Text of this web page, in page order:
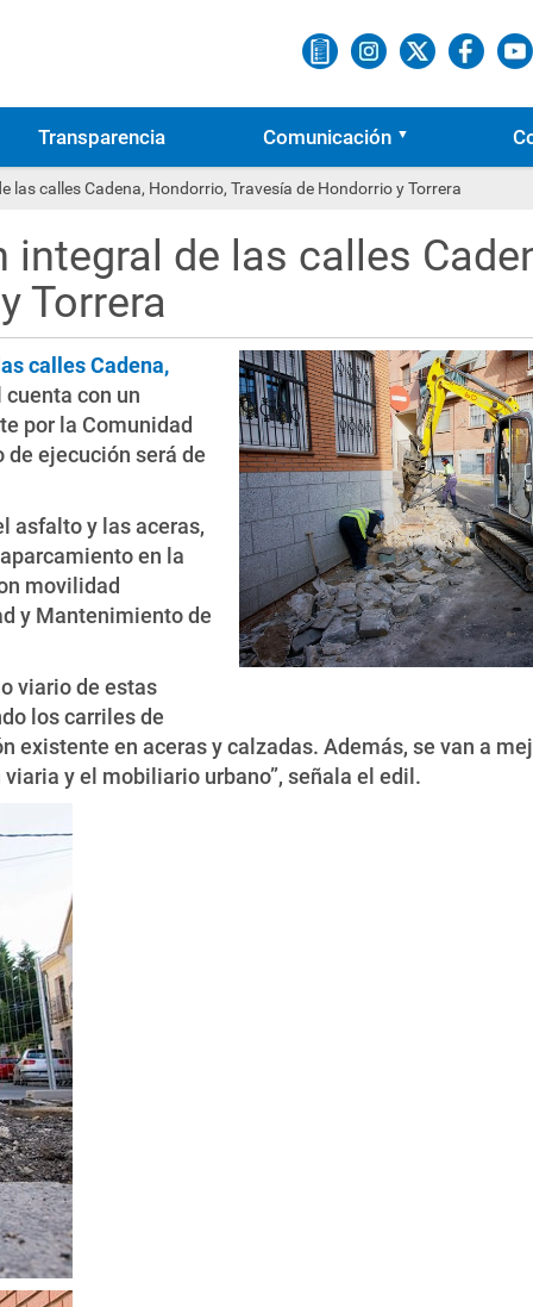
Transparencia Comunicación
las calles Cadena, Hondorrio, Travesía de Hondorrio y Torrera
de las calles
Torrera
calles Cadena,
con un
por la Comunidad
de ejecución será de
asfalto y las aceras,
en la
movilidad
y Mantenimiento de
viario de estas
los carriles de
en aceras y calzadas. Además, se van a
y el mobiliario urbano”, señala el edil.